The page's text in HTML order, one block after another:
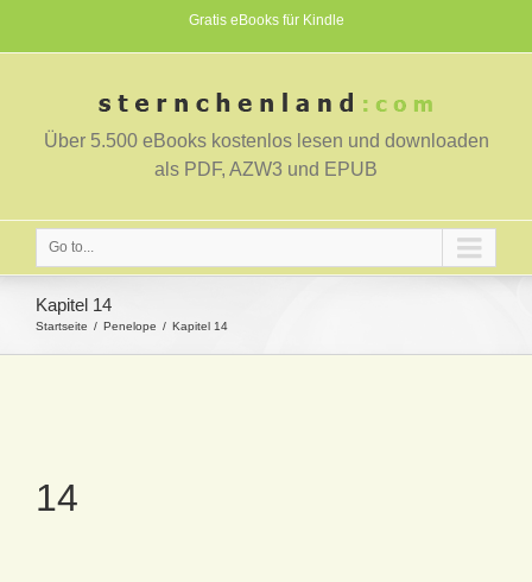
Gratis eBooks für Kindle
Über 5.500 eBooks kostenlos lesen und downloaden
als PDF, AZW3 und EPUB
Go to...
Kapitel 14
Startseite Penelope Kapitel 14
14